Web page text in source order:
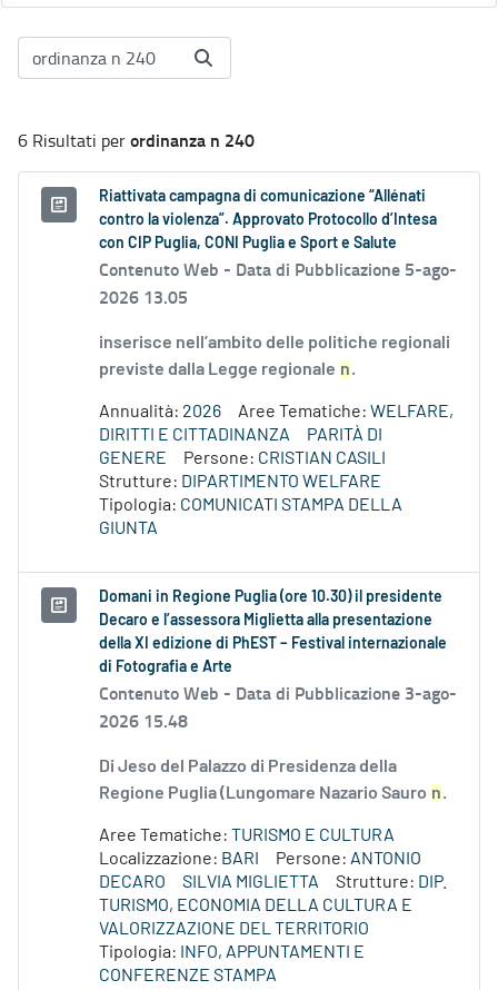
6 Risultati perordinanza n 240
Riattivata campagna di comunicazione “Allénati
contro la violenza”. Approvato Protocollo d’Intesa
con CIP Puglia, CONI Puglia e Sport e Salute
Contenuto Web - Data di Pubblicazione 5-ago-
2026 13.05
inserisce nell’ambito delle politiche regionali
previste dalla Legge regionale n.
Annualità: 2026 Aree Tematiche: WELFARE,
DIRITTI E CITTADINANZA
PARITÀ DI
GENERE
Persone: CRISTIAN CASILI
Strutture: DIPARTIMENTO WELFARE
Tipologia: COMUNICATI STAMPA DELLA
GIUNTA
Domani in Regione Puglia (ore 10.30) il presidente
Decaro e l’assessora Miglietta alla presentazione
della XI edizione di PhEST – Festival internazionale
di Fotografia e Arte
Contenuto Web - Data di Pubblicazione 3-ago-
2026 15.48
Di Jeso del Palazzo di Presidenza della
Regione Puglia (Lungomare Nazario Sauro n.
Aree Tematiche: TURISMO E CULTURA
Localizzazione: BARI Persone: ANTONIO
DECARO
SILVIA MIGLIETTA Strutture: DIP.
TURISMO, ECONOMIA DELLA CULTURA E
VALORIZZAZIONE DEL TERRITORIO
Tipologia:
INFO, APPUNTAMENTI E
CONFERENZE STAMPA